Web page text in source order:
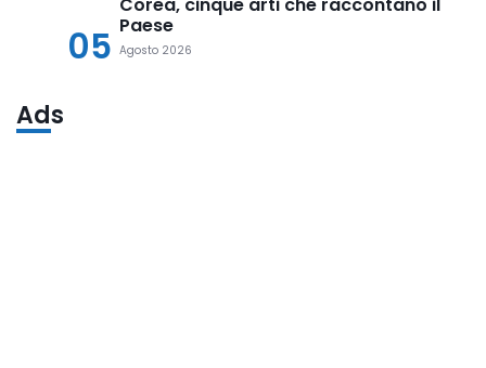
05 Paese
Agosto 2026
Ads